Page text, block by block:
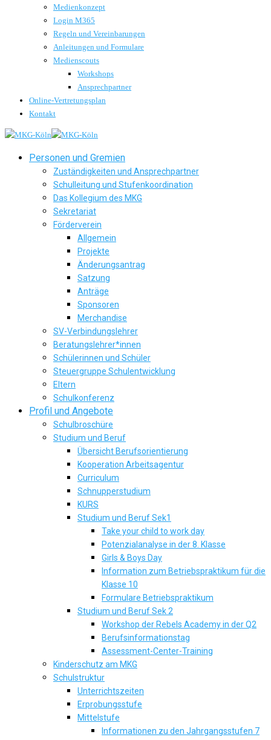
Medienkonzept
Login M365
Regeln und Vereinbarungen
Anleitungen und Formulare
Medienscouts
Workshops
Ansprechpartner
Online-Vertretungsplan
Kontakt
Personen und Gremien
Zuständigkeiten und Ansprechpartner
Schulleitung und Stufenkoordination
Das Kollegium des MKG
Sekretariat
Förderverein
Allgemein
Projekte
Änderungsantrag
Satzung
Anträge
Sponsoren
Merchandise
SV-Verbindungslehrer
Beratungslehrer*innen
Schülerinnen und Schüler
Steuergruppe Schulentwicklung
Eltern
Schulkonferenz
Profil und Angebote
Schulbroschüre
Studium und Beruf
Übersicht Berufsorientierung
Kooperation Arbeitsagentur
Curriculum
Schnupperstudium
KURS
Studium und Beruf Sek1
Take your child to work day
Potenzialanalyse in der 8. Klasse
Girls & Boys Day
Information zum Betriebspraktikum für die
Klasse 10
Formulare Betriebspraktikum
Studium und Beruf Sek 2
Workshop der Rebels Academy in der Q2
Berufsinformationstag
Assessment-Center-Training
Kinderschutz am MKG
Schulstruktur
Unterrichtszeiten
Erprobungsstufe
Mittelstufe
Informationen zu den Jahrgangsstufen 7